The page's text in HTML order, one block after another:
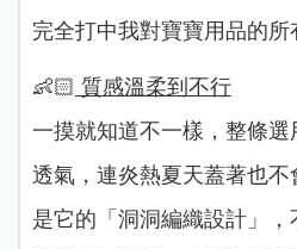
完全打中我對寶寶用品的所
👶🏻 質感溫柔到不行
一摸就知道不一樣，整條選
透氣，連炎熱夏天蓋著也
是它的「洞洞編織設計」